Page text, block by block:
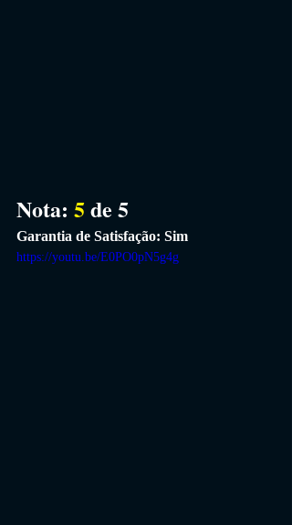
Nota: 5 de 5
Garantia de Satisfação: Sim
https://youtu.be/E0PO0pN5g4g